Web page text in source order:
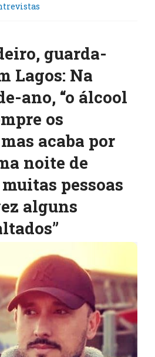
guarda-
Lagos: Na
ano, “o álcool
os
acaba por
noite de
pessoas
alguns